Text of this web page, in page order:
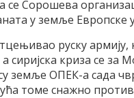
Сорошева
у земље Европске
руску армију,
сиријска криза се за
земље ОПЕК-а сада
томе снажно